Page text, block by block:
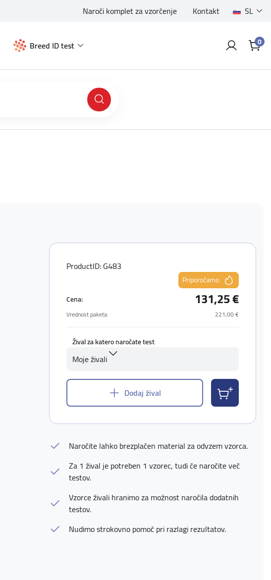
Naroči komplet za vzorčenje Kontakt SL
Breed ID test 0
ProductID: G483
Priporočamo
Cena:
131,25 €
Vrednost paketa: 221,00 €
Žival za katero naročate test
Moje živali
Dodaj žival
Naročite lahko brezplačen material za odvzem vzorca.
Za 1 žival je potreben 1 vzorec, tudi če naročite več
testov.
Vzorce živali hranimo za možnost naročila dodatnih
testov.
Nudimo strokovno pomoč pri razlagi rezultatov.